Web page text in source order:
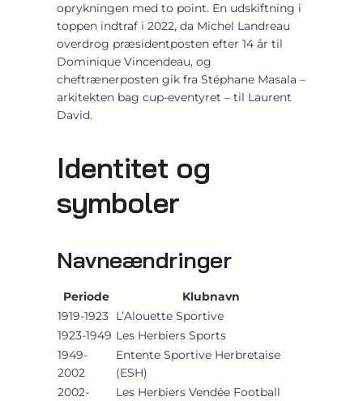
oprykningen med to point. En udskiftning i
toppen indtraf i 2022, da Michel Landreau
overdrog præsidentposten efter 14 år til
Dominique Vincendeau, og
cheftrænerposten gik fra Stéphane Masala –
arkitekten bag cup-eventyret – til Laurent
David.
Identitet og
symboler
Navneændringer
Periode
Klubnavn
1919-1923 L’Alouette Sportive
1923-1949 Les Herbiers Sports
1949-
2002
Entente Sportive Herbretaise
(ESH)
2002-
Les Herbiers Vendée Football